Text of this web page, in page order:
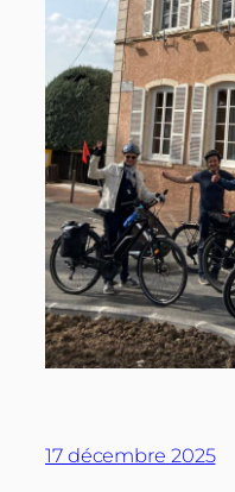
17 décembre 2025